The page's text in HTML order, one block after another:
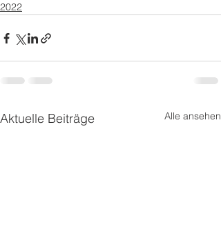
2022
Aktuelle Beiträge Alle ansehen